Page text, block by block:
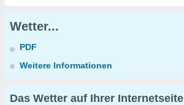
Wetter...
PDF
Weitere Informationen
Das Wetter auf Ihrer Internetseite